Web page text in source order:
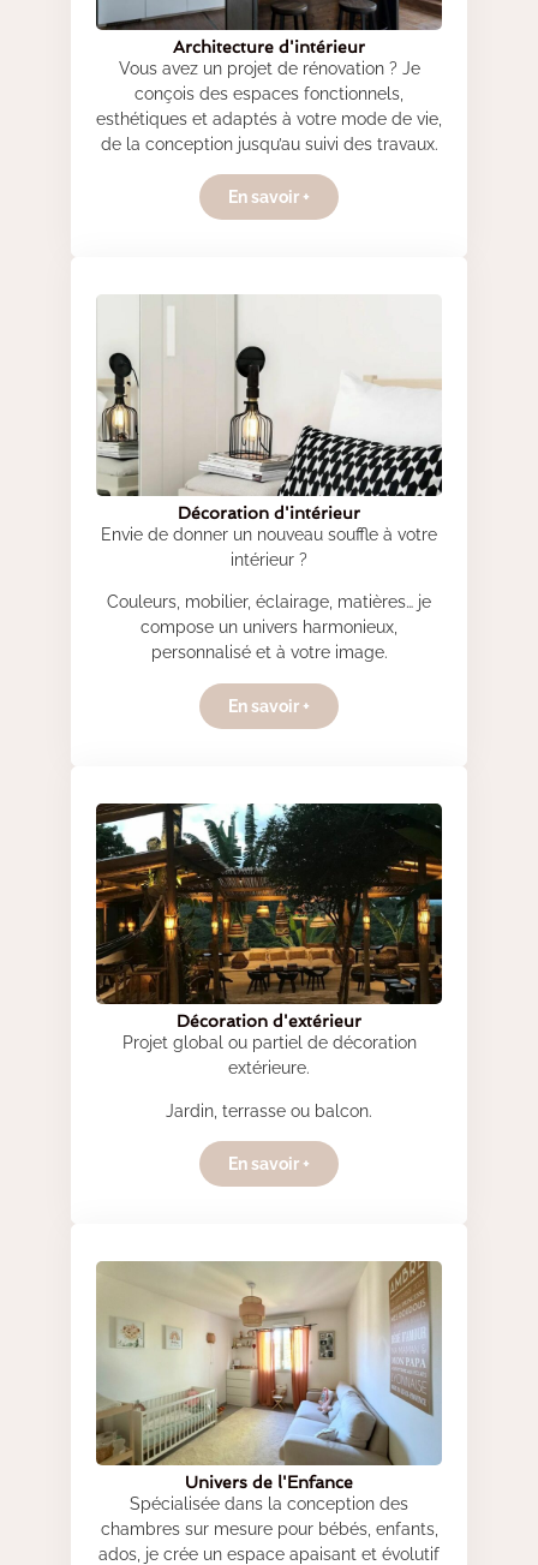
Architecture d'intérieur
Vous avez un projet de rénovation ? Je
conçois des espaces fonctionnels,
esthétiques et adaptés à votre mode de vie,
de la conception jusqu’au suivi des travaux.
En savoir +
Décoration d'intérieur
Envie de donner un nouveau souffle à votre
intérieur ?
Couleurs, mobilier, éclairage, matières… je
compose un univers harmonieux,
personnalisé et à votre image.
En savoir +
Décoration d'extérieur
Projet global ou partiel de décoration
extérieure.
Jardin, terrasse ou balcon.
En savoir +
Univers de l'Enfance
Spécialisée dans la conception des
chambres sur mesure pour bébés, enfants,
ados, je crée un espace apaisant et évolutif